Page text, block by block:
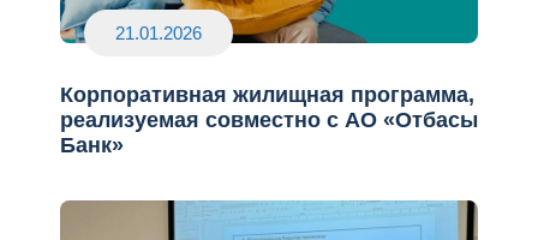
21.01.2026
Корпоративная жилищная программа,
реализуемая совместно с АО «Отбасы
Банк»